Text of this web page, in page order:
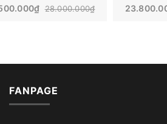
28.000.000₫
FANPAGE